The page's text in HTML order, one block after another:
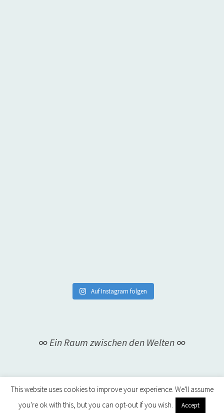
Auf Instagram folgen
∞ Ein Raum zwischen den Welten ∞
This website uses cookies to improve your experience. We'll assume
you're ok with this, but you can opt-out if you wish.
Accept